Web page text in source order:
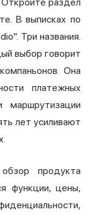
В выписках по
Три названия.
выбор говорит
Она
платежных
маршрутизации
лет усиливают
продукта
функции, цены,